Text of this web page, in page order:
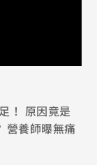
！ 原因竟是
營養師曝無痛